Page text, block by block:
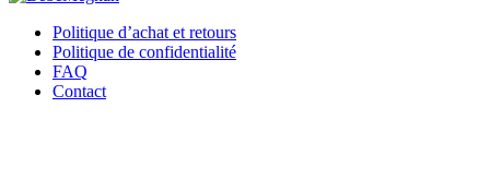
Politique d’achat et retours
Politique de confidentialité
FAQ
Contact